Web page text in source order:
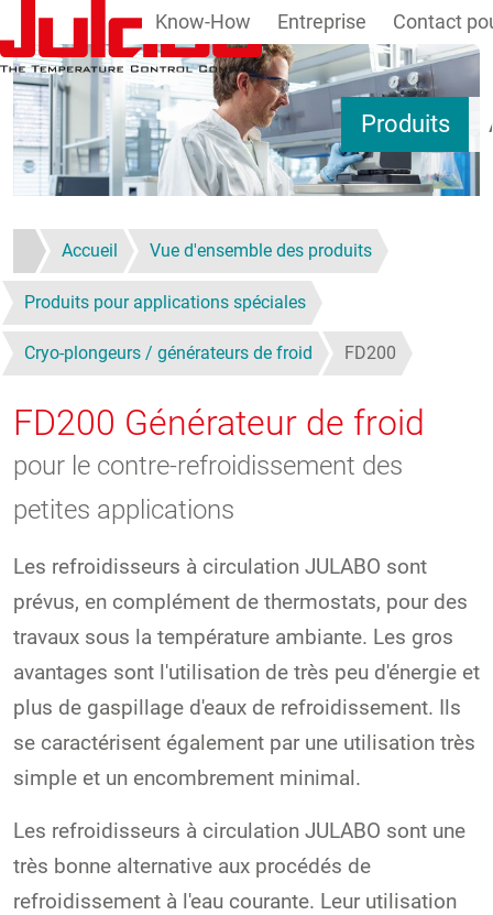
Aller au contenu principal
Produits
Know-How Entreprise Contact
Accueil Vue d'ensemble des produits
Produits pour applications spéciales
Cryo-plongeurs / générateurs de froid FD200
FD200 Générateur de froid
pour le contre-refroidissement des
petites applications
Les refroidisseurs à circulation JULABO sont
prévus, en complément de thermostats, pour des
travaux sous la température ambiante. Les gros
avantages sont l'utilisation de très peu d'énergie et
plus de gaspillage d'eaux de refroidissement. Ils
se caractérisent également par une utilisation très
simple et un encombrement minimal.
Les refroidisseurs à circulation JULABO sont une
très bonne alternative aux procédés de
refroidissement à l'eau courante. Leur utilisation